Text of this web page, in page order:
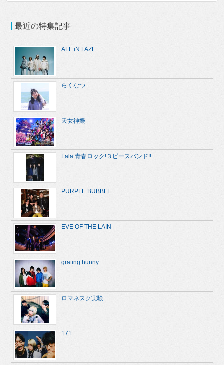
最近の特集記事
ALL iN FAZE
らくなつ
天女神樂
Lala 青春ロック!３ピースバンド!!
PURPLE BUBBLE
EVE OF THE LAIN
grating hunny
ロマネスク実験
171